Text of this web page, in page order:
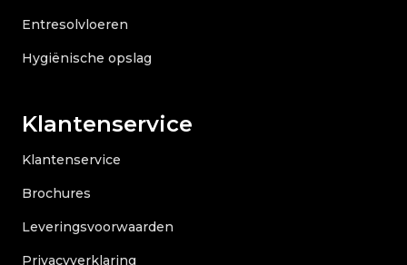
Entresolvloeren
Hygiënische opslag
Klantenservice
Klantenservice
Brochures
Leveringsvoorwaarden
Privacyverklaring